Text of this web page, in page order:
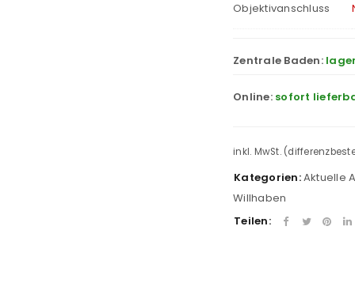
Objektivanschluss
Zentrale Baden:
Online: sofort
inkl. MwSt.
Kategorien:Aktuelle
Willhaben
Teilen: